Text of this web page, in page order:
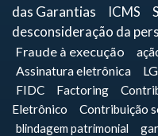
das Garantias
ICMS
desconsideração da
Fraude à execução
Assinatura eletrônica
FIDC Factoring
Eletrônico
Contribuição
blindagem patrimonial